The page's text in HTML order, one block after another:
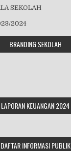
SEKOLAH
2024
BRANDING SEKOLAH
LAPORAN KEUANGAN 2024
DAFTAR INFORMASI PUBLIK